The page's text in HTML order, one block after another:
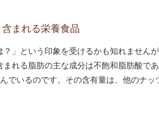
まれる栄養食品
」という印象を受けるかも知れません
れる脂肪の主な成分は不飽和脂肪酸で
でいるのです。その含有量は、他のナッ